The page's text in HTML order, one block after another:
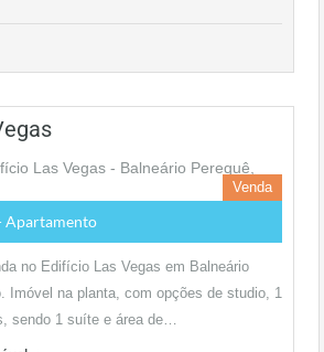
Venda
Apartamento
no Edifício Las Vegas em Balneário
Imóvel na planta, com opções de studio, 1
sendo 1 suíte e área de…